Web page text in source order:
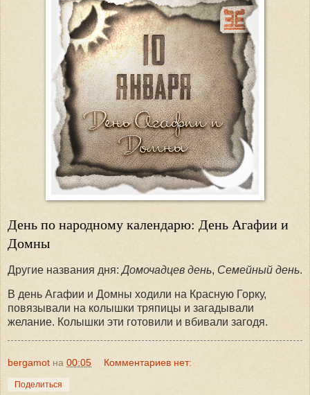
День по народному календарю: День Агафии и
Домны
Другие названия дня:Домочадцев день, Семейный день.
В день Агафии и Домны ходили на Красную Горку,
повязывали на колышки тряпицы и загадывали
желание. Колышки эти готовили и вбивали загодя.
bergamot на 00:05 Комментариев нет:
Поделиться